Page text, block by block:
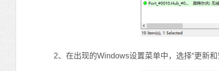
2、在出现的Windows设置菜单中，选择“更新和